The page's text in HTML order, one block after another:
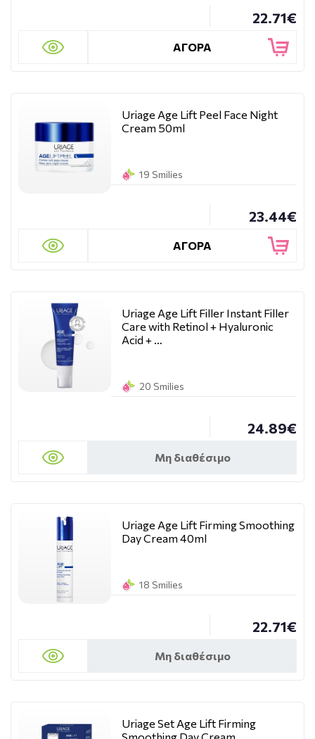
22.71€
ΑΓΟΡΑ
Uriage Age Lift Peel Face Night
Cream 50ml
19 Smilies
23.44€
ΑΓΟΡΑ
Uriage Age Lift Filler Instant Filler
Care with Retinol + Hyaluronic
Acid + …
20 Smilies
24.89€
Μη διαθέσιμο
Uriage Age Lift Firming Smoothing
Day Cream 40ml
18 Smilies
22.71€
Μη διαθέσιμο
Uriage Set Age Lift Firming